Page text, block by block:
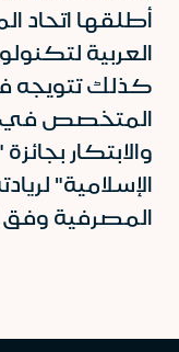
أطلقها اتحاد
العربية
المتخصص في
والابتكار
الإسلامية"
المصرفية وفق